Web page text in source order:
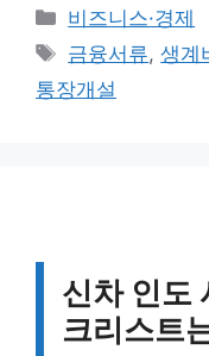
카
테
리
비즈니스·경제
태
그
금융서류,생계
통장개설
신차 인도
크리스트